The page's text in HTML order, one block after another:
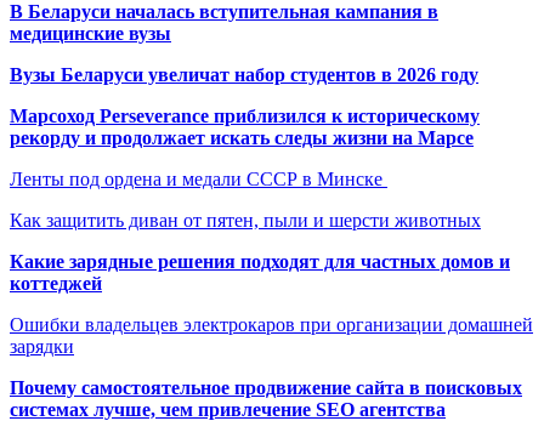
В Беларуси началась вступительная кампания в
медицинские вузы
Вузы Беларуси увеличат набор студентов в 2026 году
Марсоход Perseverance приблизился к историческому
рекорду и продолжает искать следы жизни на Марсе
Ленты под ордена и медали СССР в Минске
Как защитить диван от пятен, пыли и шерсти животных
Какие зарядные решения подходят для частных домов и
коттеджей
Ошибки владельцев электрокаров при организации домашней
зарядки
Почему самостоятельное продвижение сайта в поисковых
системах лучше, чем привлечение SEO агентства